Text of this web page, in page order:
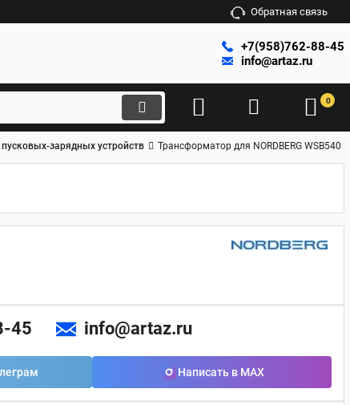
Обратная связь
+7(958)762-88-45
info@artaz.ru
0
зарядных устройств Трансформатор для NORDBERG WSB540
45 info@artaz.ru
Написать в MAX